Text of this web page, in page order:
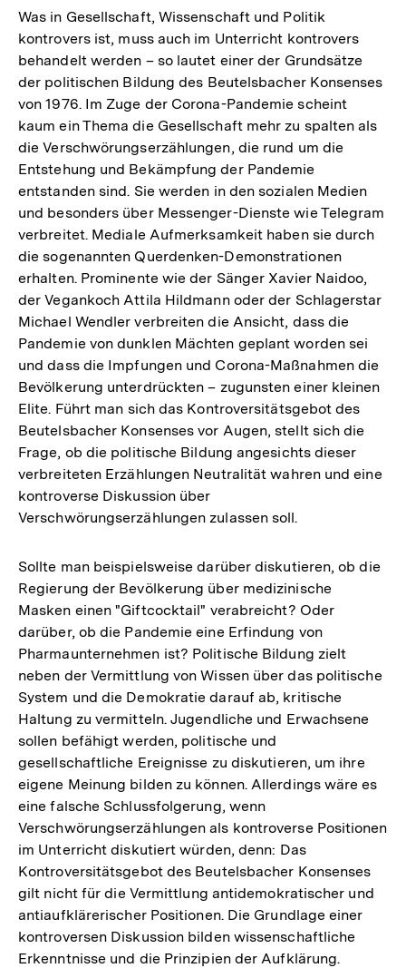
Was in Gesellschaft, Wissenschaft und Politik
kontrovers ist, muss auch im Unterricht kontrovers
behandelt werden – so lautet einer der Grundsätze
der politischen Bildung des Beutelsbacher Konsenses
von 1976. Im Zuge der Corona-Pandemie scheint
kaum ein Thema die Gesellschaft mehr zu spalten als
die Verschwörungserzählungen, die rund um die
Entstehung und Bekämpfung der Pandemie
entstanden sind. Sie werden in den sozialen Medien
und besonders über Messenger-Dienste wie Telegram
verbreitet. Mediale Aufmerksamkeit haben sie durch
die sogenannten Querdenken-Demonstrationen
erhalten. Prominente wie der Sänger Xavier Naidoo,
der Vegankoch Attila Hildmann oder der Schlagerstar
Michael Wendler verbreiten die Ansicht, dass die
Pandemie von dunklen Mächten geplant worden sei
und dass die Impfungen und Corona-Maßnahmen die
Bevölkerung unterdrückten – zugunsten einer kleinen
Elite. Führt man sich das Kontroversitätsgebot des
Beutelsbacher Konsenses vor Augen, stellt sich die
Frage, ob die politische Bildung angesichts dieser
verbreiteten Erzählungen Neutralität wahren und eine
kontroverse Diskussion über
Verschwörungserzählungen zulassen soll.
Sollte man beispielsweise darüber diskutieren, ob die
Regierung der Bevölkerung über medizinische
Masken einen "Giftcocktail" verabreicht? Oder
darüber, ob die Pandemie eine Erfindung von
Pharmaunternehmen ist? Politische Bildung zielt
neben der Vermittlung von Wissen über das politische
System und die Demokratie darauf ab, kritische
Haltung zu vermitteln. Jugendliche und Erwachsene
sollen befähigt werden, politische und
gesellschaftliche Ereignisse zu diskutieren, um ihre
eigene Meinung bilden zu können. Allerdings wäre es
eine falsche Schlussfolgerung, wenn
Verschwörungserzählungen als kontroverse Positionen
im Unterricht diskutiert würden, denn: Das
Kontroversitätsgebot des Beutelsbacher Konsenses
gilt nicht für die Vermittlung antidemokratischer und
antiaufklärerischer Positionen. Die Grundlage einer
kontroversen Diskussion bilden wissenschaftliche
Erkenntnisse und die Prinzipien der Aufklärung.